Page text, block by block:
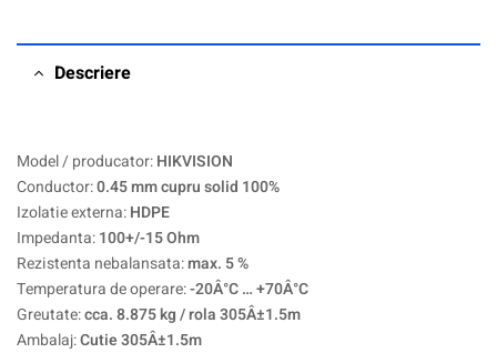
Descriere
Model / producator:HIKVISION
Conductor:0.45 mm cupru solid 100%
Izolatie externa:HDPE
Impedanta:100+/-15 Ohm
Rezistenta nebalansata:max. 5 %
Temperatura de operare:-20Â°C … +70Â°C
Greutate:cca. 8.875 kg / rola 305Â±1.5m
Ambalaj:Cutie 305Â±1.5m